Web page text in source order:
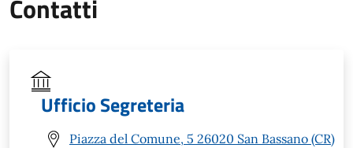
Contatti
Ufficio Segreteria
Piazza del Comune, 5 26020 San Bassano (CR)